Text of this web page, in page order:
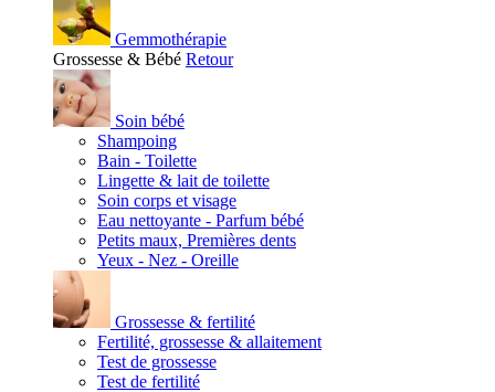
Gemmothérapie
Grossesse & Bébé Retour
Soin bébé
Shampoing
Bain - Toilette
Lingette & lait de toilette
Soin corps et visage
Eau nettoyante - Parfum bébé
Petits maux, Premières dents
Yeux - Nez - Oreille
Grossesse & fertilité
Fertilité, grossesse & allaitement
Test de grossesse
Test de fertilité